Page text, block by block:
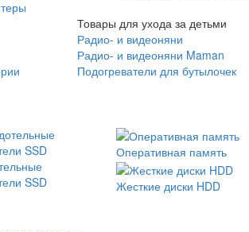
Товары для ухода за детьми
Радио- и видеоняни
Радио- и видеоняни Maman
Подогреватели для бутылочек
SSD
Оперативная память
Жесткие диски HDD